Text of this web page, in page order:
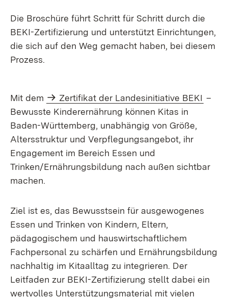
Die Broschüre führt Schritt für Schritt durch die
BEKI-Zertifizierung und unterstützt Einrichtungen,
die sich auf den Weg gemacht haben, bei diesem
Prozess.
Mit dem Zertifikat der Landesinitiative BEKI –
Bewusste Kinderernährung können Kitas in
Baden-Württemberg, unabhängig von Größe,
Altersstruktur und Verpflegungsangebot, ihr
Engagement im Bereich Essen und
Trinken/Ernährungsbildung nach außen sichtbar
machen.
Ziel ist es, das Bewusstsein für ausgewogenes
Essen und Trinken von Kindern, Eltern,
pädagogischem und hauswirtschaftlichem
Fachpersonal zu schärfen und Ernährungsbildung
nachhaltig im Kitaalltag zu integrieren. Der
Leitfaden zur BEKI-Zertifizierung stellt dabei ein
wertvolles Unterstützungsmaterial mit vielen